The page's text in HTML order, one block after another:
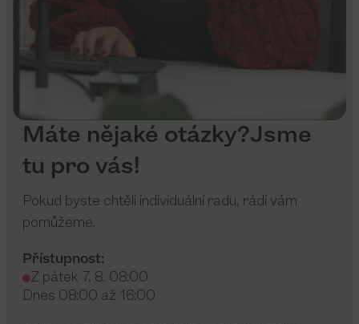
Máte nějaké otázky?Jsme
tu pro vás!
Pokud byste chtěli individuální radu, rádi vám
pomůžeme.
Přístupnost:
Z pátek 7. 8. 08:00
Dnes 08:00 až 16:00